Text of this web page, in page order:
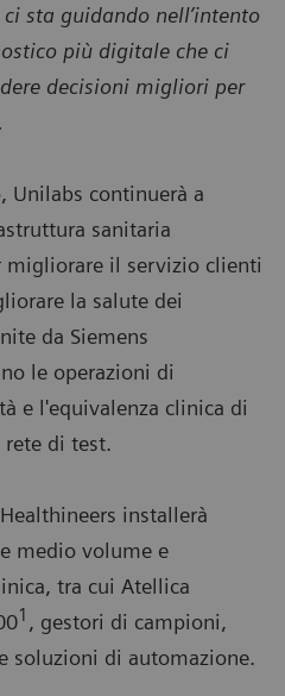
sta guidando nell’intento
più digitale che ci
decisioni migliori per
Unilabs continuerà a
sanitaria
migliorare il servizio clienti
la salute dei
da Siemens
le operazioni di
e l'equivalenza clinica di
rete di test.
installerà
medio volume e
tra cui Atellica
1 , gestori di campioni,
soluzioni di automazione.